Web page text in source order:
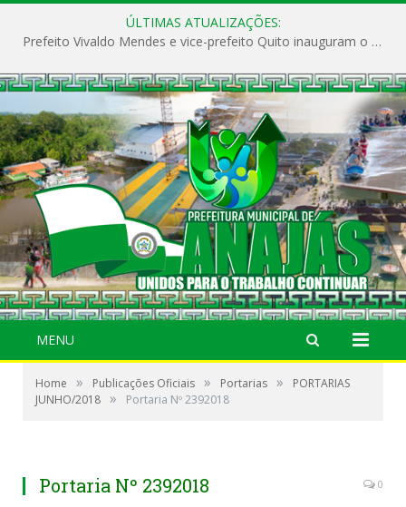
ÚLTIMAS ATUALIZAÇÕES:
Prefeito Vivaldo Mendes e vice-prefeito Quito inauguram o CAPS e fortalecem a saúde pública em Anajás.
MENU
Home » Publicações Oficiais » Portarias »
PORTARIAS
JUNHO/2018 » Portaria Nº 2392018
Portaria Nº 2392018 0